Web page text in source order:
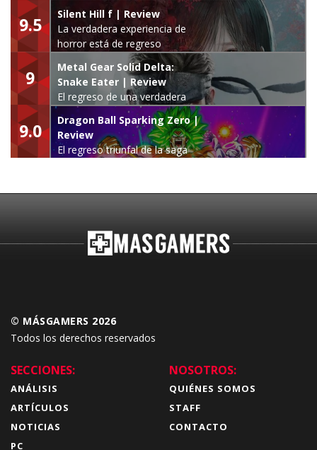
9.5
Silent Hill f | Review
La verdadera experiencia de
horror está de regreso
9
Metal Gear Solid Delta:
Snake Eater | Review
El regreso de una verdadera
leyenda
9.0
Dragon Ball Sparking Zero |
Review
El regreso triunfal de la saga
© MÁSGAMERS 2026
Todos los derechos reservados
SECCIONES:
ANÁLISIS
ARTÍCULOS
NOTICIAS
PC
NOSOTROS:
QUIÉNES SOMOS
STAFF
CONTACTO